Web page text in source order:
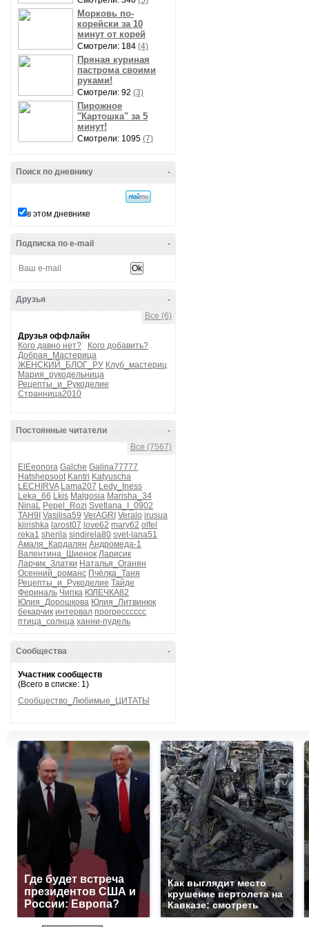
Морковь по-
корейски за 10
минут от корей
Смотрели: 184 (4)
Пряная куриная
пастрома своими
руками!
Смотрели: 92 (3)
Пирожное
"Картошка" за 5
минут!
Смотрели: 1095 (7)
-
Поиск по дневнику
в этом дневнике
-
Подписка по e-mail
-
Друзья
Все (6)
Друзья оффлайн
Кого давно нет?
Кого добавить?
Добрая_Мастерица
ЖЕНСКИЙ_БЛОГ_РУ Клуб_мастериц
Мария_рукодельница
Рецепты_и_Рукоделие
Странница2010
-
Постоянные читатели
Все (7567)
ElEeonora Galche Galina77777
Hatshepsoot Kantri Katyuscha
LECHIRVA Lama207 Ledy_Iness
Leka_66 Lkis Malgosia Marisha_34
NinaL Pepel_Rozi Svetlana_I_0902
TAH9I Vasilisa59 VerAGRI Veralo irusua
kiirishka larost07 love62 mary62 olfel
reka1 sherila sindirela80 svet-lana51
Амаля_Кардалян Андромеда-1
Валентина_Шиенок Ларисик
Ларчик_Златки Наталья_Оганян
Осенний_романс Пчёлка_Таня
Рецепты_и_Рукоделие Тайде
Фериналь Чипка ЮЛЕЧКА82
Юлия_Дорошкова Юлия_Литвинюк
бекарчик интервал прогресссссс
птица_солнца ханни-пудель
-
Сообщества
Участник сообществ
(Всего в списке: 1)
Сообщество_Любимые_ЦИТАТЫ
Где будет встреча
президентов США и
России: Европа?
Как выглядит место
крушение вертолета на
Кавказе: смотреть